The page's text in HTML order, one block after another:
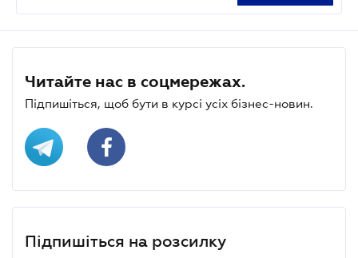
Читайте нас в соцмережах.
Підпишіться, щоб бути в курсі усіх бізнес-новин.
Підпишіться на розсилку